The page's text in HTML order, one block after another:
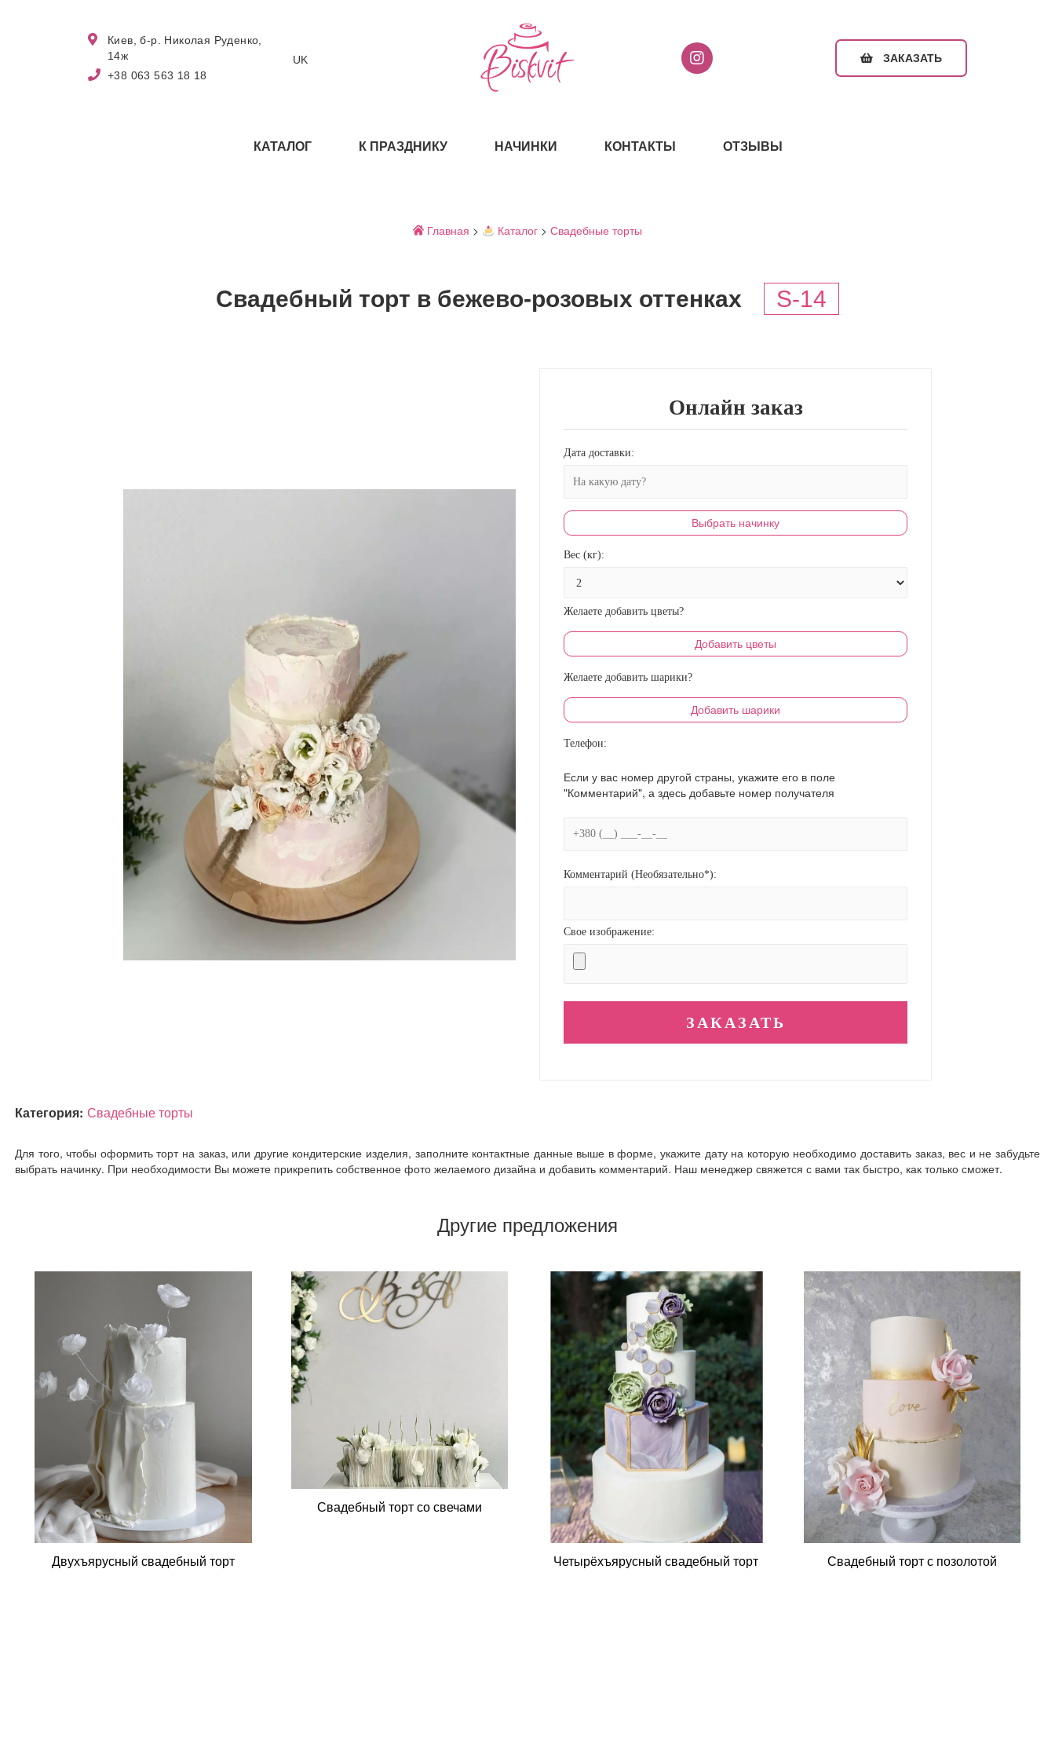
Киев, б-р. Николая Руденко,
14ж
+38 063 563 18 18
UK ЗАКАЗАТЬ
КАТАЛОГ К ПРАЗДНИКУ НАЧИНКИ КОНТАКТЫ ОТЗЫВЫ
Главная > Каталог> Свадебные торты
Свадебный торт в бежево-розовых оттенках S-14
Онлайн заказ
Дата доставки:
Выбрать начинку
Вес (кг):
Желаете добавить цветы?
Добавить цветы
Желаете добавить шарики?
Добавить шарики
Телефон:
Если у вас номер другой страны, укажите его в поле
"Комментарий", а здесь добавьте номер получателя
Комментарий (Необязательно*):
Свое изображение:
Категория: Свадебные торты
Для того, чтобы оформить торт на заказ, или другие кондитерские изделия, заполните контактные данные выше в форме, укажите дату на которую необходимо доставить заказ, вес и не забудьте
выбрать начинку. При необходимости Вы можете прикрепить собственное фото желаемого дизайна и добавить комментарий. Наш менеджер свяжется с вами так быстро, как только сможет.
Другие предложения
Двухъярусный свадебный торт
Свадебный торт со свечами
Четырёхъярусный свадебный торт Свадебный торт с позолотой